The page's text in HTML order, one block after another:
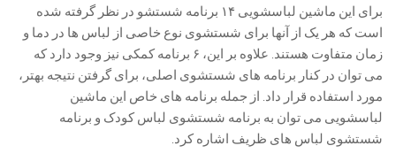
برای این ماشین لباسشویی ۱۴ برنامه شستشو در نظر گرفته شده
است که هر یک از آنها برای شستشوی نوع خاصی از لباس ها در دما و
زمان متفاوت هستند. علاوه بر این، ۶ برنامه کمکی نیز وجود دارد که
می توان در کنار برنامه های شستشوی اصلی، برای گرفتن نتیجه بهتر،
مورد استفاده قرار داد. از جمله برنامه های خاص این ماشین
لباسشویی می توان به برنامه شستشوی لباس کودک و برنامه
شستشوی لباس های ظریف اشاره کرد.